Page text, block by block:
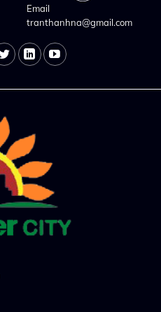
Email
tranthanhna@gmail.com